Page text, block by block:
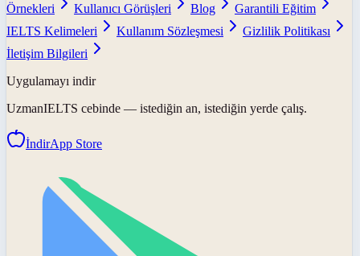
Örnekleri
Kullanıcı Görüşleri Blog
Garantili Eğitim
IELTS Kelimeleri
Kullanım Sözleşmesi
Gizlilik Politikası
İletişim Bilgileri
Uygulamayı indir
UzmanIELTS cebinde — istediğin an, istediğin yerde çalış.
İndirApp Store